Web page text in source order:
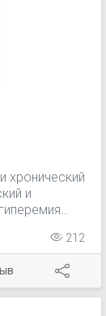
хронический
и
в
212